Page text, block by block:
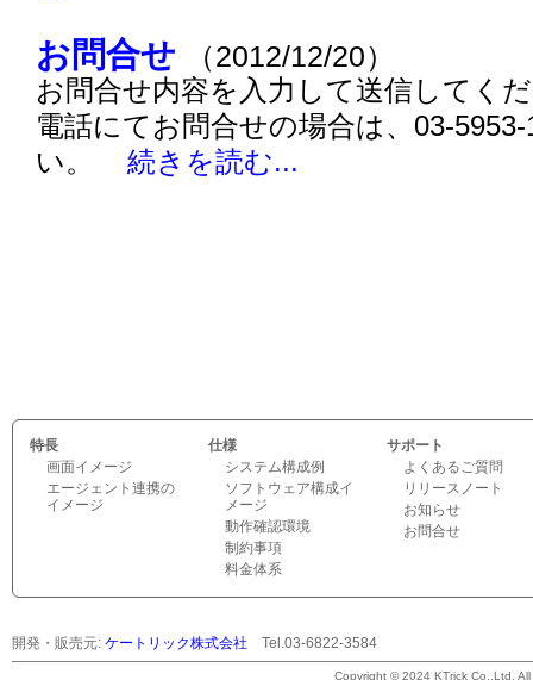
お問合せ （2012/12/20）
お問合せ内容を入力して送信してく
電話にてお問合せの場合は、03-
い。 続きを読む...
特長
画面イメージ
エージェント連携の
イメージ
仕様
システム構成例
ソフトウェア構成イ
メージ
動作確認環境
制約事項
料金体系
サポート
よくあるご質問
リリースノート
お知らせ
お問合せ
開発・販売元: ケートリック株式会社 Tel.03-6822-3584
Copyright © 2024 KTrick Co.,Ltd.